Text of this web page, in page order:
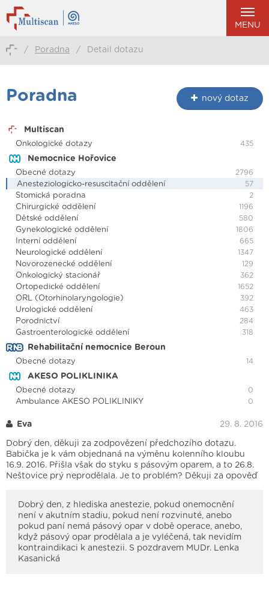
MENU
/ Poradna / Detail dotazu
Poradna nový dotaz
Multiscan
Onkologické dotazy 435
Nemocnice Hořovice
Obecné dotazy 2796
Anesteziologicko-resuscitační oddělení 57
Stomická poradna 2
Chirurgické oddělení 1196
Dětské oddělení 580
Gynekologické oddělení 1806
Interní oddělení 665
Neurologické oddělení 1347
Novorozenecké oddělení 129
Onkologický stacionář 362
Ortopedické oddělení 1652
ORL (Otorhinolaryngologie) 392
Urologické oddělení 463
Porodnictví 284
Gastroenterologické oddělení 318
Rehabilitační nemocnice Beroun
Obecné dotazy 14
AKESO POLIKLINIKA
Obecné dotazy 0
Ambulance AKESO POLIKLINIKY 0
Eva 29. 8. 2016
Dobrý den, děkuji za zodpovězení předchozího dotazu.
Babička je k vám objednaná na výměnu kolenního kloubu
16.9. 2016. Přišla však do styku s pásovým oparem, a to 26.8.
Neštovice prý neprodělala. Je to problém? Děkuji za opověď
Dobrý den, z hlediska anestezie, pokud onemocnění
není v akutním stadiu, pokud není rozvinuté, anebo
pokud paní nemá pásový opar v době operace, anebo,
když pásový opar prodělala a je vyléčená, tak nevidím
kontraindikaci k anestezii. S pozdravem MUDr. Lenka
Kasanická